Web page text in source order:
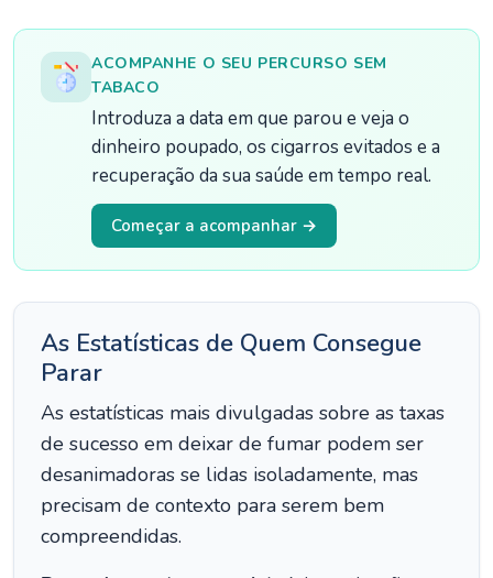
ACOMPANHE O SEU PERCURSO SEM
TABACO
Introduza a data em que parou e veja o
dinheiro poupado, os cigarros evitados e a
recuperação da sua saúde em tempo real.
Começar a acompanhar →
As Estatísticas de Quem Consegue
Parar
As estatísticas mais divulgadas sobre as taxas
de sucesso em deixar de fumar podem ser
desanimadoras se lidas isoladamente, mas
precisam de contexto para serem bem
compreendidas.